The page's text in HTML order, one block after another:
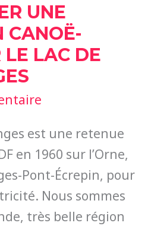
UNE
CANOË-
LE LAC DE
est une retenue
en 1960 sur l’Orne,
Pont-Écrepin, pour
Nous sommes
très belle région